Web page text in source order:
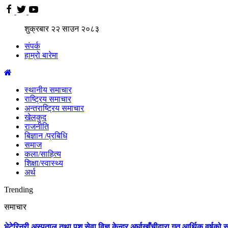
शुक्रबार २२साउन २०८३
संपर्क
हाम्रो बारेमा
स्थानीय समाचार
राष्ट्रिय समाचार
अन्तराष्ट्रिय समाचार
खेलकुद
राजनीति
बिज्ञान /प्रबिधि
समाज
कला/साहित्य
शिक्षा/स्वास्थ्य
अर्थ
Trending
समाचार